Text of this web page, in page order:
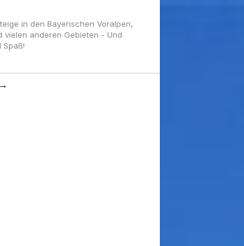
in den Bayerischen Voralpen,
vielen anderen Gebieten - Und
Spaß!